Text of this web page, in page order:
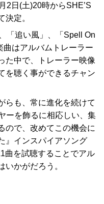
2日(土)20時からSHE’S
決定。
「追い風」、「Spell On
曲はアルバムトレーラー
た中で、トレーラー映像
を聴く事ができるチャン
らも、常に進化を続けて
ーを飾るに相応しい、集
ので、改めてこの機会に
』インスパイアソング
曲を試聴することでアル
いかがだろう。